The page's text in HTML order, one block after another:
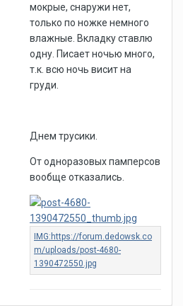
мокрые, снаружи нет,
только по ножке немного
влажные. Вкладку ставлю
одну. Писает ночью много,
т.к. всю ночь висит на
груди.
Днем трусики.
От одноразовых памперсов
вообще отказались.